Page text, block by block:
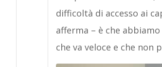
difficoltà di accesso ai
afferma – è che
che va veloce e che non